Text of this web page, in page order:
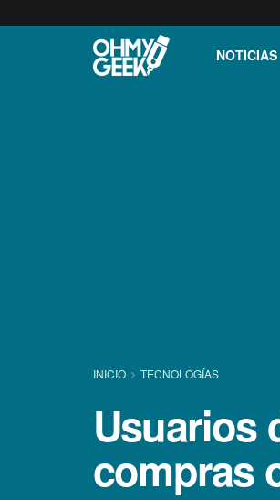
NOTICIAS
INICIO TECNOLOGÍ­AS
Usuarios
compras